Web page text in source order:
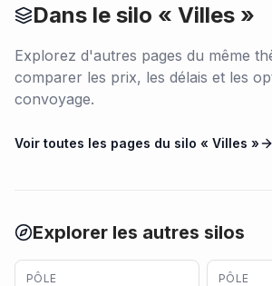
Dans le silo « Villes »
Explorez d'autres pages du même
comparer les prix, les délais et les
convoyage.
Voir toutes les pages du silo « Villes »
Explorer les autres silos
PÔLE PÔLE